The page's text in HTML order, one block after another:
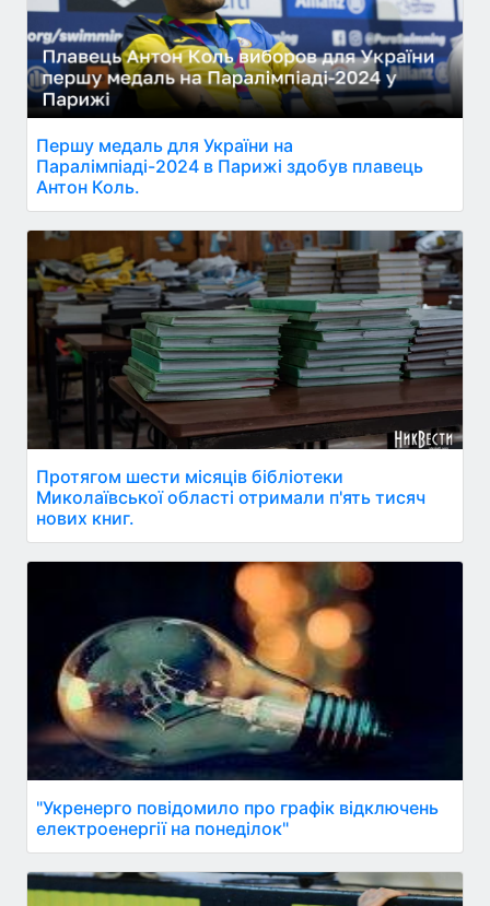
Першу медаль для України на
Паралімпіаді-2024 в Парижі здобув плавець
Антон Коль.
Протягом шести місяців бібліотеки
Миколаївської області отримали п'ять тисяч
нових книг.
"Укренерго повідомило про графік відключень
електроенергії на понеділок"